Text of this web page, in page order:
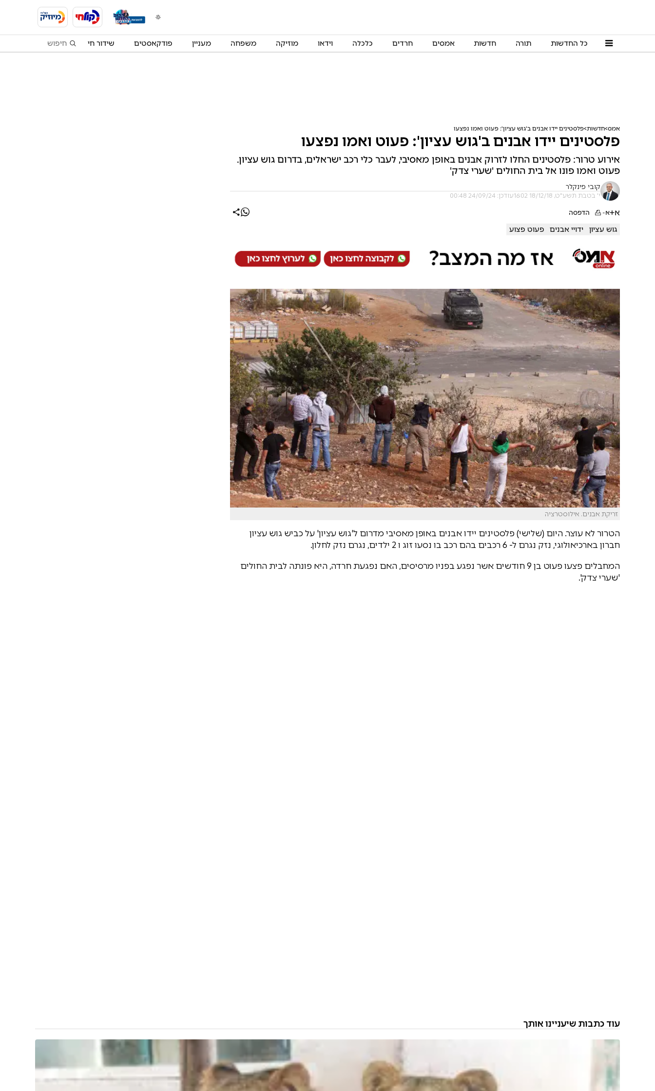
כל החדשות תורה חדשות אמסים חרדים כלכלה וידאו מוזיקה משפחה מעניין פודקאסטים שידור חי
אמס חדשות פלסטינים יידו אבנים ב'גוש עציון': פעוט ואמו נפצעו
פלסטינים יידו אבנים ב'גוש עציון': פעוט ואמו נפצעו
אירוע טרור: פלסטינים החלו לזרוק אבנים באופן מאסיבי, לעבר כלי רכב ישראלים, בדרום גוש עציון.
פעוט ואמו פונו אל בית החולים 'שערי צדק'
קובי פינקלר
י' בטבת תשע"ט, 18/12/18 16:02 עודכן: 24/09/24 00:48
א+א- הדפסה
גוש עציון ידויי אבנים פעוט פצוע
זריקת אבנים. אילוסטרציה
הטרור לא עוצר. היום (שלישי) פלסטינים יידו אבנים באופן מאסיבי מדרום ל'גוש עציון' על כביש גוש עציון
חברון בארכיאולוגי, נזק נגרם ל- 6 רכבים בהם רכב בו נסעו זוג ו 2 ילדים, נגרם נזק לחלון.
המחבלים פצעו פעוט בן 9 חודשים אשר נפגע בפניו מרסיסים, האם נפגעת חרדה, היא פונתה לבית החולים
'שערי צדק'.
עוד כתבות שיעניינו אותך